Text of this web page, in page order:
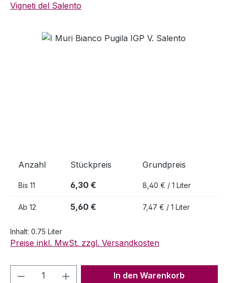
Vigneti del Salento
Bildergalerie überspringen
Anzahl Stückpreis Grundpreis
Bis 11 6,30 € 8,40 € / 1 Liter
Ab 12 5,60 € 7,47 € / 1 Liter
Inhalt: 0.75 Liter
Preise inkl. MwSt. zzgl. Versandkosten
Produkt Anzahl: Gib denIn den Warenkorb